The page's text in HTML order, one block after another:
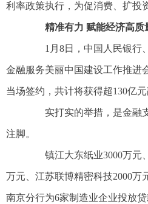
利率政策执行，为促消费、扩投
精准有力 赋能经济高质
1月8日，中国人民银行
金融服务美丽中国建设工作推进
当场签约，共计将获得超130亿元
实打实的举措，是金融
注脚。
镇江大东纸业3000万元
万元、江苏联博精密科技2000
南京分行为6家制造业企业投放贷